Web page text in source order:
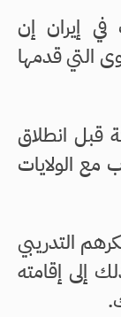
في إيران إن
التي قدمها
قبل انطلاق
مع الولايات
التدريبي
إلى إقامته